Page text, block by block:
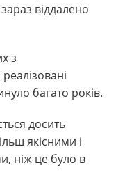
віддалено
з
багато років.
досить
якісними і
ніж це було в